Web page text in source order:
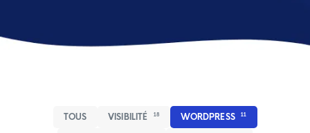
TOUS VISIBILITÉ 18 WORDPRESS 11